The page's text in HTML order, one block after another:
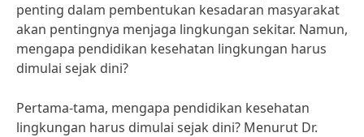
penting dalam pembentukan kesadaran masyarakat
akan pentingnya menjaga lingkungan sekitar. Namun,
mengapa pendidikan kesehatan lingkungan harus
dimulai sejak dini?
Pertama-tama, mengapa pendidikan kesehatan
lingkungan harus dimulai sejak dini? Menurut Dr.